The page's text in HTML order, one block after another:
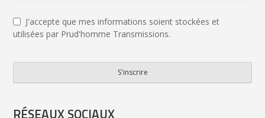
J'accepte que mes informations soient stockées et
utilisées par Prud'homme Transmissions.
S'inscrire
Name *
RÉSEAUX SOCIAUX